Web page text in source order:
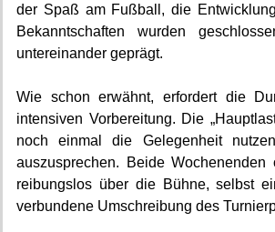
der Spaß am Fußball, die
Bekanntschaften wurden
untereinander geprägt.
Wie schon erwähnt, erfordert die
intensiven Vorbereitung. Die
noch einmal die Gelegenheit
auszusprechen. Beide
reibungslos über die Bühne, selbst
verbundene Umschreibung des